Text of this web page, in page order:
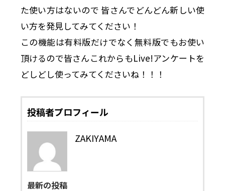
た使い方はないので 皆さんでどんどん新しい使
い方を発見してみてください！
この機能は有料版だけでなく無料版でもお使い
頂けるので皆さんこれからもLive!アンケートを
どしどし使ってみてくださいね！！！
投稿者プロフィール
ZAKIYAMA
最新の投稿